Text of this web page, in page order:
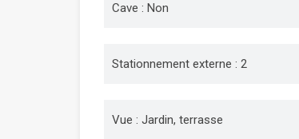
Cave : Non
Stationnement externe : 2
Vue : Jardin, terrasse